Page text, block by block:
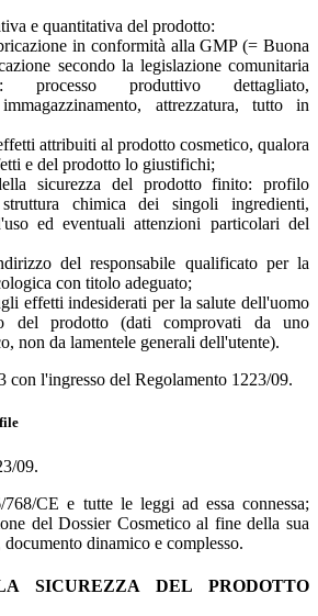
e quantitativa del prodotto:
in conformità alla GMP (= Buona
secondo la legislazione comunitaria
processo produttivo dettagliato,
attrezzatura, tutto in
attribuiti al prodotto cosmetico, qualora
e del prodotto lo giustifichi;
sicurezza del prodotto finito: profilo
chimica dei singoli ingredienti,
ed eventuali attenzioni particolari del
del responsabile qualificato per la
con titolo adeguato;
effetti indesiderati per la salute dell'uomo
del prodotto (dati comprovati da uno
non da lamentele generali dell'utente).
con l'ingresso del Regolamento 1223/09.
09.
CE e tutte le leggi ad essa connessa;
del Dossier Cosmetico al fine della sua
dinamico e complesso.
SICUREZZA DEL PRODOTTO